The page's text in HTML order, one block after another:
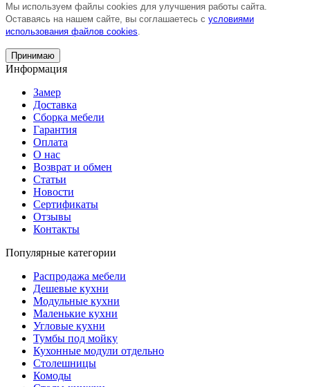
Мы используем файлы cookies для улучшения работы сайта.
Оставаясь на нашем сайте, вы соглашаетесь с условиями
использования файлов cookies
Принимаю
Информация
Замер
Доставка
Сборка мебели
Гарантия
Оплата
О нас
Возврат и обмен
Статьи
Новости
Сертификаты
Отзывы
Контакты
Популярные категории
Распродажа мебели
Дешевые кухни
Модульные кухни
Маленькие кухни
Угловые кухни
Тумбы под мойку
Кухонные модули отдельно
Столешницы
Комоды